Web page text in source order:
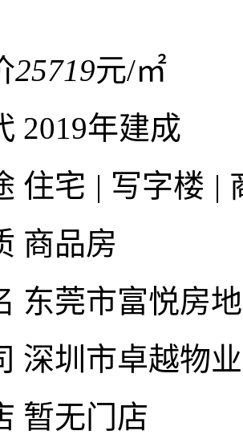
25719元/㎡
2019年建成
住宅 | 写字楼 |
商品房
东莞市富悦房
深圳市卓越物
暂无门店